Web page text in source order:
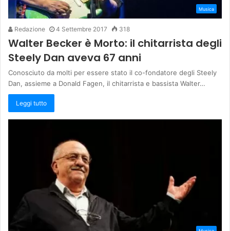
Musica
Redazione 4 Settembre 2017 318
Walter Becker è Morto: il chitarrista degli
Steely Dan aveva 67 anni
Conosciuto da molti per essere stato il co-fondatore degli Steely
Dan, assieme a Donald Fagen, il chitarrista e bassista Walter…
Leggi tutto